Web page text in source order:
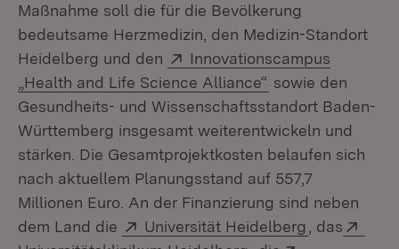
Maßnahme soll die für die Bevölkerung
bedeutsame Herzmedizin, den Medizin-Standort
Heidelberg und den
Extern:
Innovationscampus
„Health and Life Science Alliance“ (Öffnet in neuem
sowie den
Gesundheits- und Wissenschaftsstandort Baden-
Württemberg insgesamt weiterentwickeln und
stärken. Die Gesamtprojektkosten belaufen sich
nach aktuellem Planungsstand auf 557,7
Millionen Euro. An der Finanzierung sind neben
dem Land die
Extern:
Universität Heidelberg (Öffnet in
, das